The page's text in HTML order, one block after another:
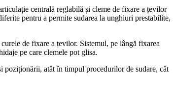
centrală reglabilă și cleme de fixare a țevilor
pentru a permite sudarea la unghiuri prestabilite,
de fixare a țevilor. Sistemul, pe lângă fixarea
pe care clemele pot glisa.
poziționării, atât în ​​timpul procedurilor de sudare, cât